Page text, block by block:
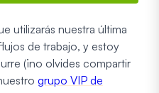
utilizarás nuestra última
de trabajo, y estoy
(¡no olvides compartir
grupo VIP de